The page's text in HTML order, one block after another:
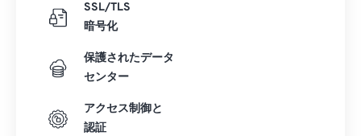
SSL/TLS
暗号化
保護されたデータ
センター
アクセス制御と
認証